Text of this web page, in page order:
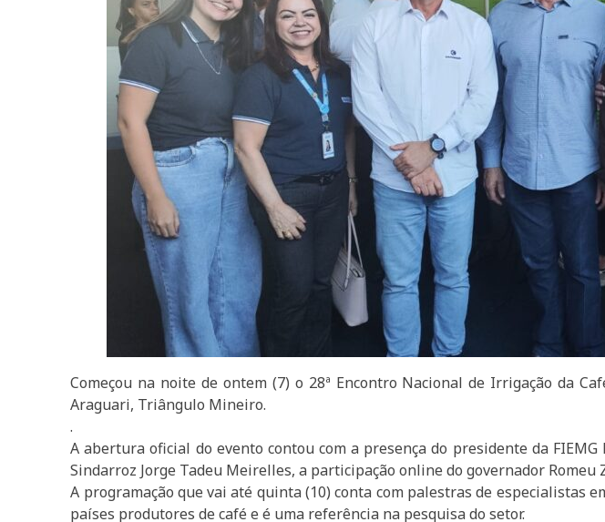
Começou na noite de ontem (7) o 28ª Encontro Nacional de Irrigação da
Araguari, Triângulo Mineiro.
.
A abertura oficial do evento contou com a presença do presidente da
Sindarroz Jorge Tadeu Meirelles, a participação online do governador
A programação que vai até quinta (10) conta com palestras de especialistas
países produtores de café e é uma referência na pesquisa do setor.